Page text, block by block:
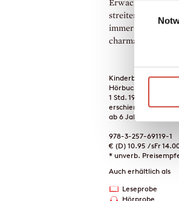
Erwachsenen,
streiten beginnen
immer einen
charmante
Kinderbücher
Hörbuch-Download
1 Std. 19 Min.
erschienen am 01.
ab 6 Jahren
978-3-257-69119-1
€ (D) 10.95 / sFr
* unverb.
Auch erhältlich als
Leseprobe
Hörprobe